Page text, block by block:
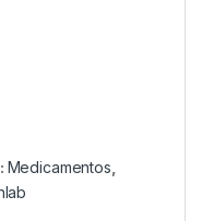
Medicamentos